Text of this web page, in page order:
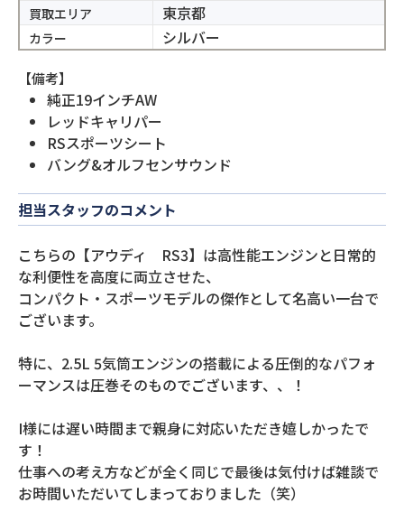
買取エリア 東京都
カラー シルバー
【備考】
純正19インチAW
レッドキャリパー
RSスポーツシート
バング&オルフセンサウンド
担当スタッフのコメント
こちらの【アウディ RS3】は高性能エンジンと日常的
な利便性を高度に両立させた、
コンパクト・スポーツモデルの傑作として名高い一台で
ございます。
特に、2.5L 5気筒エンジンの搭載による圧倒的なパフォ
ーマンスは圧巻そのものでございます、、！
I様には遅い時間まで親身に対応いただき嬉しかったで
す！
仕事への考え方などが全く同じで最後は気付けば雑談で
お時間いただいてしまっておりました（笑）